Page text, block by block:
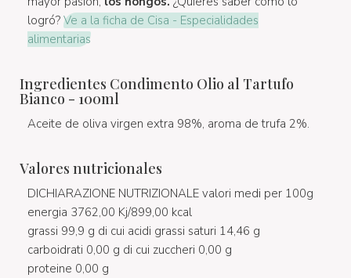
logró? Ve a la ficha de Cisa - Especialidades
alimentarias
Ingredientes Condimento Olio al Tartufo
Bianco - 100ml
Aceite de oliva virgen extra 98%, aroma de trufa 2%.
Valores nutricionales
DICHIARAZIONE NUTRIZIONALE valori medi per 100g
energia 3762,00 Kj/899,00 kcal
grassi 99,9 g di cui acidi grassi saturi 14,46 g
carboidrati 0,00 g di cui zuccheri 0,00 g
proteine 0,00 g